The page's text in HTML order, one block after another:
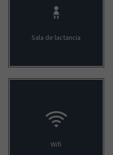
Sala de lactancia
Wifi